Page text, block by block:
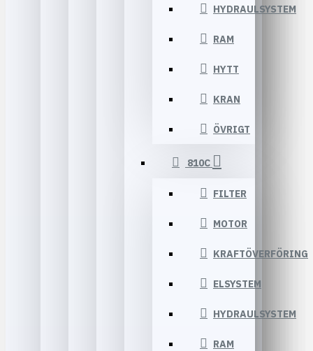
HYDRAULSYSTEM
RAM
HYTT
KRAN
ÖVRIGT
810C
FILTER
MOTOR
KRAFTÖVERFÖRING
ELSYSTEM
HYDRAULSYSTEM
RAM